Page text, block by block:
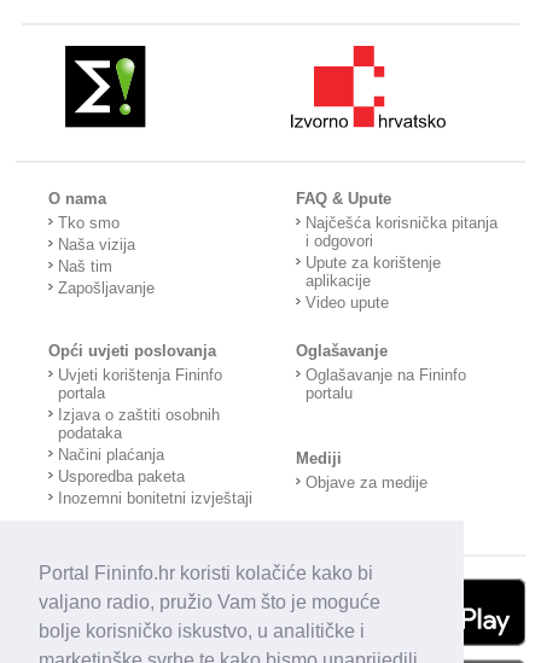
Portal Fininfo.hr koristi kolačiće kako bi
valjano radio, pružio Vam što je moguće
bolje korisničko iskustvo, u analitičke i
O nama
Tko smo
Naša vizija
Naš tim
Zapošljavanje
FAQ & Upute
Najčešća korisnička pitanja
i odgovori
Upute za korištenje
aplikacije
Video upute
Opći uvjeti poslovanja
Uvjeti korištenja Fininfo
portala
Izjava o zaštiti osobnih
podataka
Načini plaćanja
Usporedba paketa
Inozemni bonitetni izvještaji
Oglašavanje
Oglašavanje na Fininfo
portalu
Mediji
Objave za medije